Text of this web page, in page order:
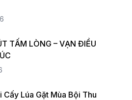
TẤM LÒNG – VẠN ĐIỀU
Cấy Lúa Gặt Mùa Bội Thu